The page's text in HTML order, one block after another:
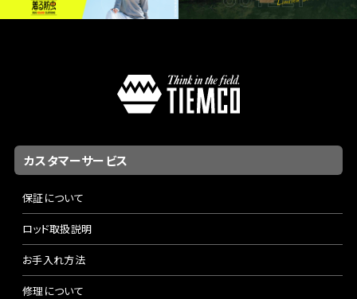
カスタマーサービス
保証について
ロッド取扱説明
お手入れ方法
修理について